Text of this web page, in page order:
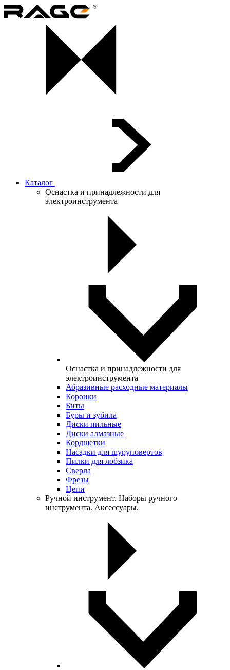
Каталог
Оснастка и принадлежности для
электроинструмента
Оснастка и принадлежности для
электроинструмента
Абразивные расходные материалы
Коронки
Биты
Буры и зубила
Диски пильные
Диски алмазные
Кордщетки
Насадки для шуруповертов
Пилки для лобзика
Сверла
Фрезы
Цепи
Ручной инструмент. Наборы ручного
инструмента. Аксессуары.